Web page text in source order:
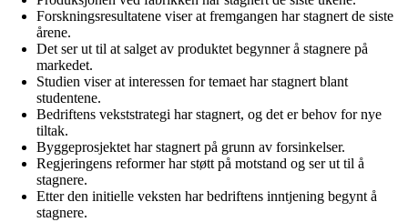
Forskningsresultatene viser at fremgangen har stagnert de siste
årene.
Det ser ut til at salget av produktet begynner å stagnere på
markedet.
Studien viser at interessen for temaet har stagnert blant
studentene.
Bedriftens vekststrategi har stagnert, og det er behov for nye
tiltak.
Byggeprosjektet har stagnert på grunn av forsinkelser.
Regjeringens reformer har støtt på motstand og ser ut til å
stagnere.
Etter den initielle veksten har bedriftens inntjening begynt å
stagnere.